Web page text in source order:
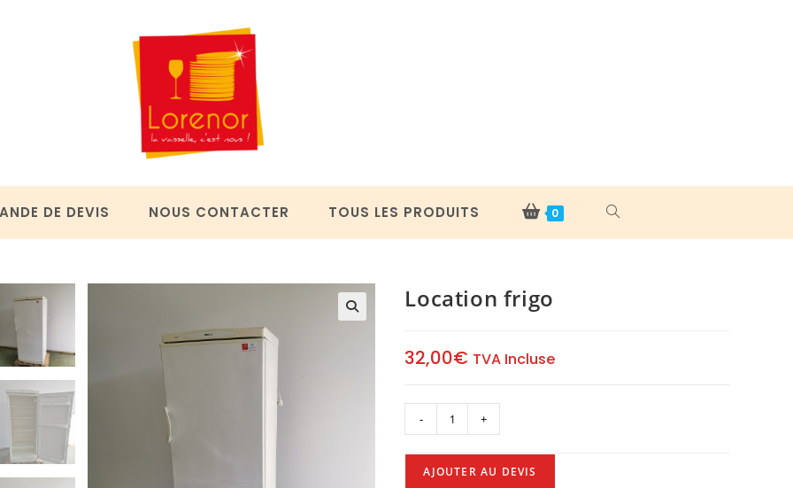
DE DEVIS NOUS CONTACTER TOUS LES PRODUITS 0 TOGGLE
Location frigo
32,00€ TVA Incluse
quantité
de
Location
frigo
- +
AJOUTER AU DEVIS